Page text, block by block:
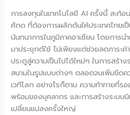
การลงทุนในเทคโนโลยี AI ครั้งนี้ สะท้
ศักด ที่ต้องการผลักดันให้ประเทศไทยเ
นันทนาการในภูมิภาคอาเซียน โดยการ
มาประยุกต์ใช้ ไม่เพียงแต่ช่วยลดภาระค่
ประตูสู่ความเป็นไปได้ใหม่ๆ ในการสร้า
สนามในรูปแบบต่างๆ ตลอดจนเพิ่มขีดค
เวทีโลก อย่างไรก็ตาม ความท้าทายที่ร
พร้อมของบุคลากร และการสร้างระบบ
เปลี่ยนแปลงครั้งใหญ่